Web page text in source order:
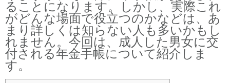
ることになります。しかし、実際これ
がどんな場面で役立つのかなどは、あ
まり詳しくは知らない人も多いかもし
れません。今回は、成人した男女に交
付される年金手帳について紹介しま
す。